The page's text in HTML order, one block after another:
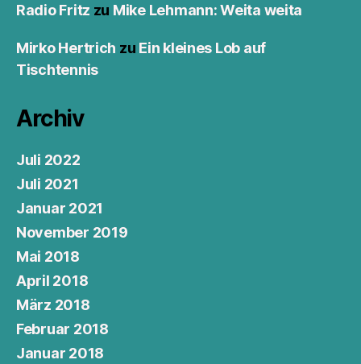
Radio Fritz zu Mike Lehmann: Weita weita
Mirko Hertrich zu Ein kleines Lob auf
Tischtennis
Archiv
Juli 2022
Juli 2021
Januar 2021
November 2019
Mai 2018
April 2018
März 2018
Februar 2018
Januar 2018